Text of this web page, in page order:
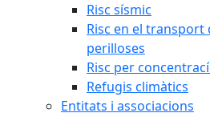
Risc sísmic
Risc en el transport
perilloses
Risc per
Refugis climàtics
Entitats i associacions